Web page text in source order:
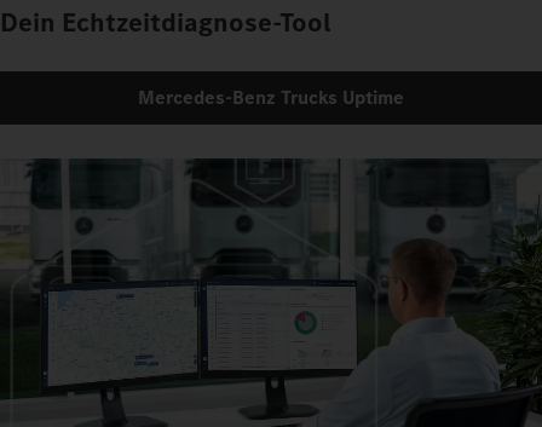
Dein Echtzeitdiagnose-Tool
Mercedes‑Benz Trucks Uptime